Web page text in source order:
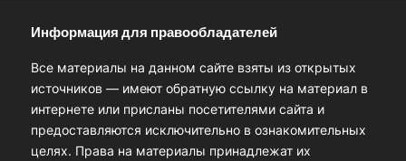
Информация для правообладателей
Все материалы на данном сайте взяты из открытых
источников — имеют обратную ссылку на материал в
интернете или присланы посетителями сайта и
предоставляются исключительно в ознакомительных
целях. Права на материалы принадлежат их